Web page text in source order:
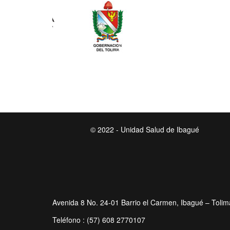
© 2022 - Unidad Salud de Ibagué
Avenida 8 No. 24-01 Barrio el Carmen, Ibagué –
Teléfono : (57) 608 2770107